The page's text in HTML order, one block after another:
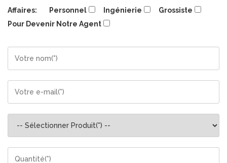
Affaires: Personnel Ingénierie
Grossiste
Pour Devenir Notre Agent